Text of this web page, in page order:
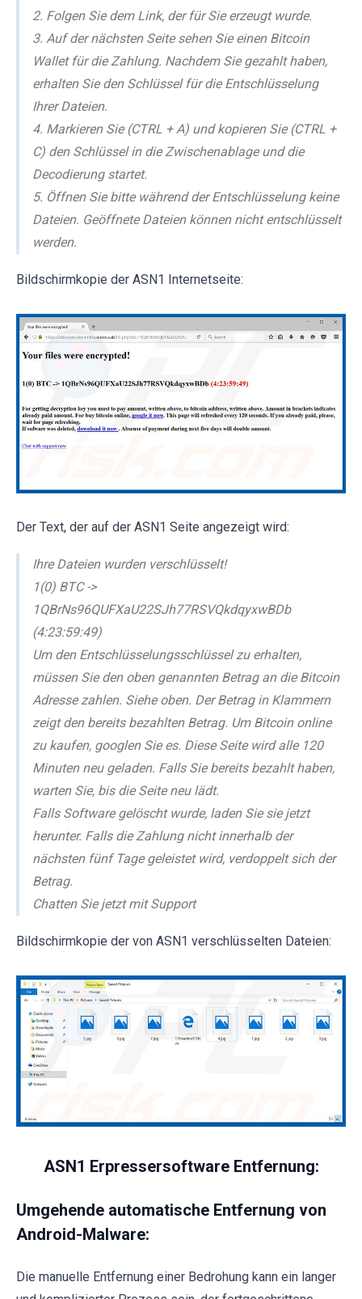
2. Folgen Sie dem Link, der für Sie erzeugt wurde.
3. Auf der nächsten Seite sehen Sie einen Bitcoin
Wallet für die Zahlung. Nachdem Sie gezahlt haben,
erhalten Sie den Schlüssel für die Entschlüsselung
Ihrer Dateien.
4. Markieren Sie (CTRL + A) und kopieren Sie (CTRL +
C) den Schlüssel in die Zwischenablage und die
Decodierung startet.
5. Öffnen Sie bitte während der Entschlüsselung keine
Dateien. Geöffnete Dateien können nicht entschlüsselt
werden.
Bildschirmkopie der ASN1 Internetseite:
Der Text, der auf der ASN1 Seite angezeigt wird:
Ihre Dateien wurden verschlüsselt!
1(0) BTC ->
1QBrNs96QUFXaU22SJh77RSVQkdqyxwBDb
(4:23:59:49)
Um den Entschlüsselungsschlüssel zu erhalten,
müssen Sie den oben genannten Betrag an die Bitcoin
Adresse zahlen. Siehe oben. Der Betrag in Klammern
zeigt den bereits bezahlten Betrag. Um Bitcoin online
zu kaufen, googlen Sie es. Diese Seite wird alle 120
Minuten neu geladen. Falls Sie bereits bezahlt haben,
warten Sie, bis die Seite neu lädt.
Falls Software gelöscht wurde, laden Sie sie jetzt
herunter. Falls die Zahlung nicht innerhalb der
nächsten fünf Tage geleistet wird, verdoppelt sich der
Betrag.
Chatten Sie jetzt mit Support
Bildschirmkopie der von ASN1 verschlüsselten Dateien:
ASN1 Erpressersoftware Entfernung:
Umgehende automatische Entfernung von
Android-Malware:
Die manuelle Entfernung einer Bedrohung kann ein langer